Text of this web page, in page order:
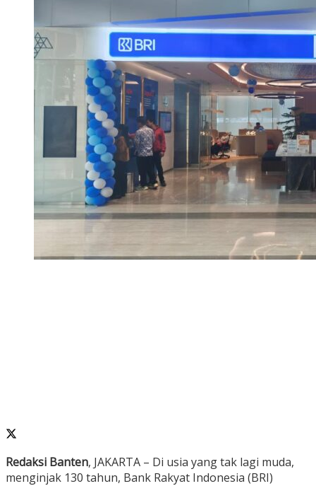
Redaksi Banten, JAKARTA – Di usia yang tak lagi muda,
menginjak 130 tahun, Bank Rakyat Indonesia (BRI)